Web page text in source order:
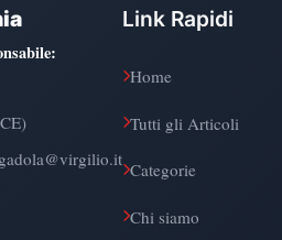
:
Link Rapidi
Home
Tutti gli Articoli
Categorie
Chi siamo